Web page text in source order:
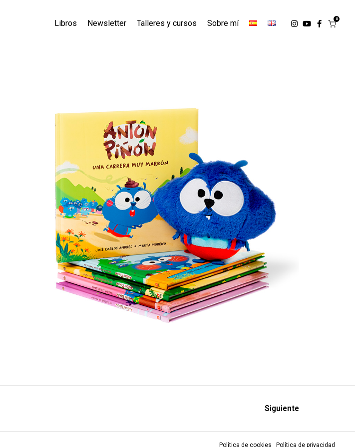
Libros Newsletter Talleres y cursos Sobre mí 0
Siguiente
Política de cookies Política de privacidad